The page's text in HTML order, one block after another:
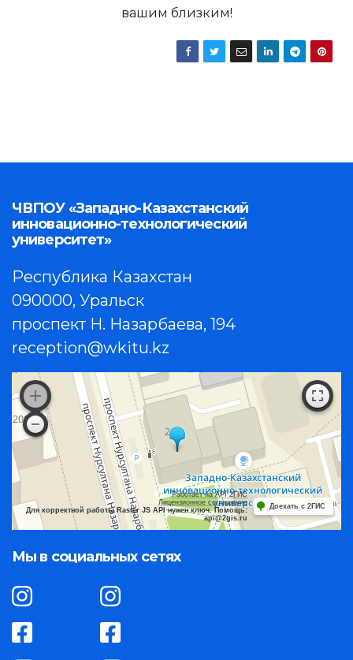
вашим близким!
ЧВПОУ «Западно-Казахстанский
инновационно-технологический
университет»
Республика Казахстан
090000, Уральск
проспект Н. Назарбаева, 194
reception@wkitu.kz
Работает на API 2ГИС
Лицензионное соглашение
Для корректной работы Raster JS API нужен ключ. Помощь:
api@2gis.ru
Доехать с 2ГИС
Мы в социальных сетях